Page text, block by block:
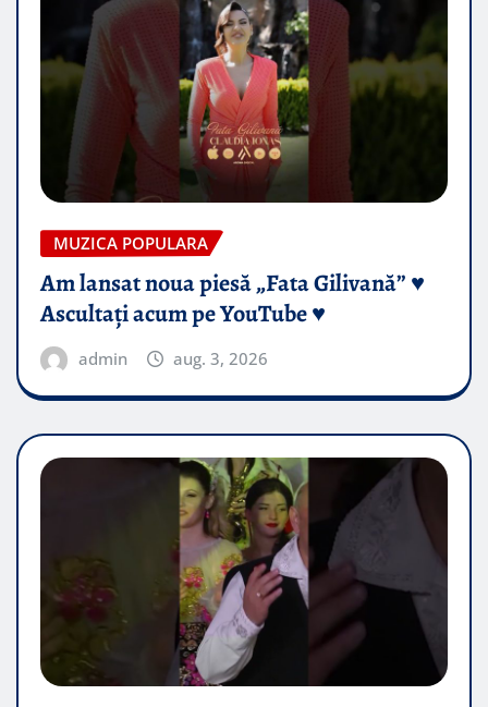
MUZICA POPULARA
Am lansat noua piesă „Fata Gilivană” ♥️
Ascultați acum pe YouTube ♥️
admin aug. 3, 2026